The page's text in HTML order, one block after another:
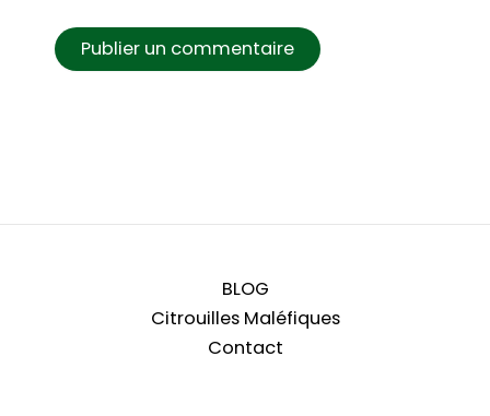
BLOG
Citrouilles Maléfiques
Contact